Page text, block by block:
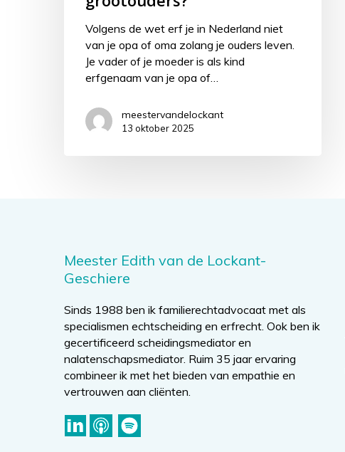
Volgens de wet erf je in Nederland niet
van je opa of oma zolang je ouders leven.
Je vader of je moeder is als kind
erfgenaam van je opa of…
meestervandelockant
13 oktober 2025
Meester Edith van de Lockant-
Geschiere
Sinds 1988 ben ik familierechtadvocaat met als
specialismen echtscheiding en erfrecht. Ook ben ik
gecertificeerd scheidingsmediator en
nalatenschapsmediator. Ruim 35 jaar ervaring
combineer ik met het bieden van empathie en
vertrouwen aan cliënten.